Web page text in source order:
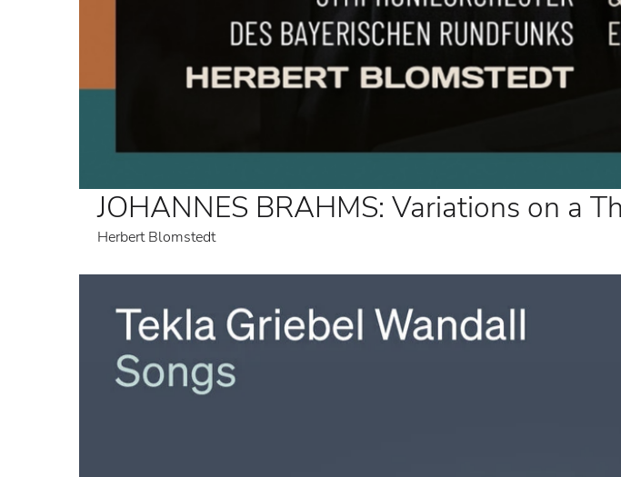
JOHANNES BRAHMS: Variations on a
Herbert Blomstedt